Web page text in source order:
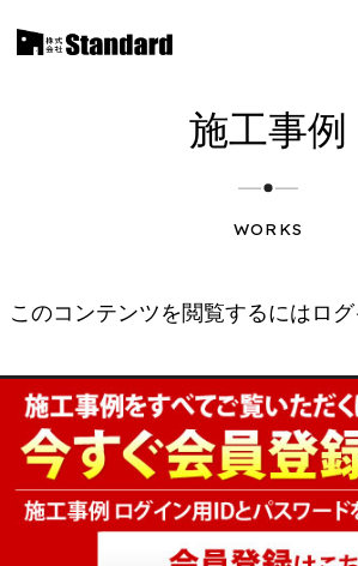
施工事例
WORKS
このコンテンツを閲覧するにはログ